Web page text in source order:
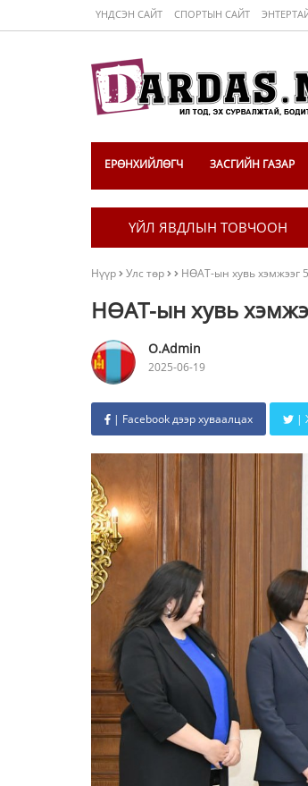
ҮНДСЭН САЙТ СПОРТЫН САЙТ
ЕРӨНХИЙЛӨГЧ ЗАСГИЙН ГАЗАР
ҮЙЛ ЯВДЛЫН ТОВЧООН
Нүүр Улс төр НӨАТ-ын хувь хэмжээг
НӨАТ-ын хувь
O.Admin
2025-06-19
| Facebook дээр хуваалцах |